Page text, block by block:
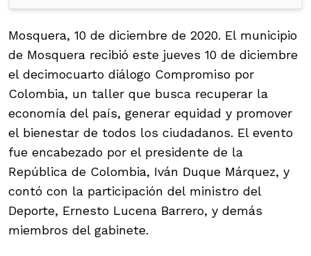
Mosquera, 10 de diciembre de 2020. El municipio
de Mosquera recibió este jueves 10 de diciembre
el decimocuarto diálogo Compromiso por
Colombia, un taller que busca recuperar la
economía del país, generar equidad y promover
el bienestar de todos los ciudadanos. El evento
fue encabezado por el presidente de la
República de Colombia, Iván Duque Márquez, y
contó con la participación del ministro del
Deporte, Ernesto Lucena Barrero, y demás
miembros del gabinete.